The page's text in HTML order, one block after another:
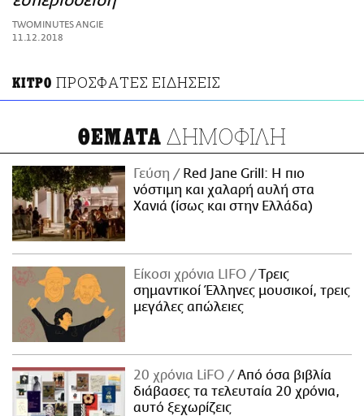
ΑΜΠΑ
PRINT
TWOMINUTES ANGIE
11.12.2018
ΚΙΤΡΟ ΠΡΟΣΦΑΤΕΣ ΕΙΔΗΣΕΙΣ
ΘΕΜΑΤΑ ΔΗΜΟΦΙΛΗ
Γεύση
Red Jane Grill: Η πιο
νόστιμη και χαλαρή αυλή στα
Χανιά (ίσως και στην Ελλάδα)
Είκοσι χρόνια LIFO
Tρεις
σημαντικοί Έλληνες μουσικοί, τρεις
μεγάλες απώλειες
20 χρόνια LiFO
Από όσα βιβλία
διάβασες τα τελευταία 20 χρόνια,
αυτό ξεχωρίζεις